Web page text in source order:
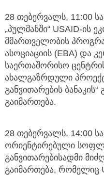
28 თებერვალს, 11:00
„პულმანში“ USAID-ის
მმართველობის
ასოციაციის (EBA) და
საერთაშორისო
ახალგაზრდული
განვითარების ბანაკის“
გაიმართება.
28 თებერვალს, 14:00
ორიენტირებული
განვითარებისადმი
გაიმართება, რომელიც